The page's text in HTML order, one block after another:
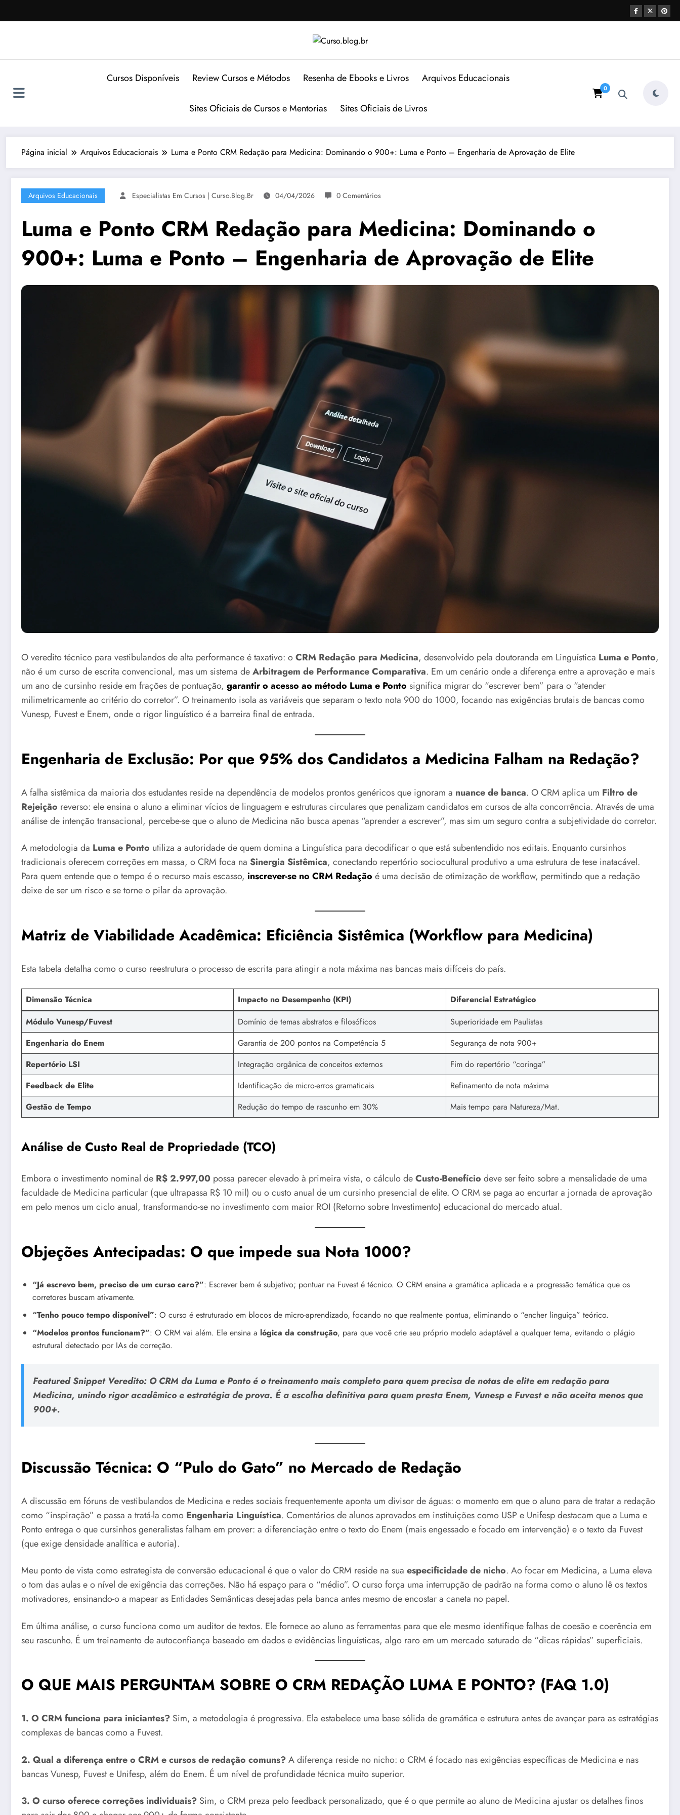
para
Cursos Disponíveis Review Cursos e Métodos Resenha de Ebooks e Livros Arquivos Educacionais
Sites Oficiais de Cursos e Mentorias Sites Oficiais de Livros
0
Página inicial Arquivos Educacionais Luma e Ponto CRM Redação para Medicina: Dominando o 900+: Luma e Ponto – Engenharia de Aprovação de Elite
Arquivos Educacionais Especialistas Em Cursos | Curso.blog.br 04/04/2026 0 Comentários
Luma e Ponto CRM Redação para Medicina: Dominando o
900+: Luma e Ponto – Engenharia de Aprovação de Elite
O veredito técnico para vestibulandos de alta performance é taxativo: oCRM Redação para Medicina, desenvolvido pela doutoranda em Linguística Luma e Ponto,
não é um curso de escrita convencional, mas um sistema deArbitragem de Performance Comparativa. Em um cenário onde a diferença entre a aprovação e mais
um ano de cursinho reside em frações de pontuação, garantir o acesso ao método Luma e Ponto significa migrar do “escrever bem” para o “atender
milimetricamente ao critério do corretor”. O treinamento isola as variáveis que separam o texto nota 900 do 1000, focando nas exigências brutais de bancas como
Vunesp, Fuvest e Enem, onde o rigor linguístico é a barreira final de entrada.
Engenharia de Exclusão: Por que 95% dos Candidatos a Medicina Falham na Redação?
A falha sistêmica da maioria dos estudantes reside na dependência de modelos prontos genéricos que ignoram a nuance de banca. O CRM aplica um Filtro de
Rejeição reverso: ele ensina o aluno a eliminar vícios de linguagem e estruturas circulares que penalizam candidatos em cursos de alta concorrência. Através de uma
análise de intenção transacional, percebe-se que o aluno de Medicina não busca apenas “aprender a escrever”, mas sim um seguro contra a subjetividade do corretor.
A metodologia da Luma e Ponto utiliza a autoridade de quem domina a Linguística para decodificar o que está subentendido nos editais. Enquanto cursinhos
tradicionais oferecem correções em massa, o CRM foca na Sinergia Sistêmica, conectando repertório sociocultural produtivo a uma estrutura de tese inatacável.
Para quem entende que o tempo é o recurso mais escasso, inscrever-se no CRM Redação é uma decisão de otimização de workflow, permitindo que a redação
deixe de ser um risco e se torne o pilar da aprovação.
Matriz de Viabilidade Acadêmica: Eficiência Sistêmica (Workflow para Medicina)
Esta tabela detalha como o curso reestrutura o processo de escrita para atingir a nota máxima nas bancas mais difíceis do país.
Dimensão Técnica Impacto no Desempenho (KPI)
Diferencial Estratégico
Módulo Vunesp/Fuvest
Domínio de temas abstratos e filosóficos
Superioridade em Paulistas
Engenharia do Enem
Garantia de 200 pontos na Competência 5
Segurança de nota 900+
Repertório LSI
Integração orgânica de conceitos externos
Fim do repertório “coringa”
Feedback de Elite
Identificação de micro-erros gramaticais
Refinamento de nota máxima
Gestão de Tempo
Redução do tempo de rascunho em 30% Mais tempo para Natureza/Mat.
Análise de Custo Real de Propriedade (TCO)
Embora o investimento nominal de R$ 2.997,00 possa parecer elevado à primeira vista, o cálculo deCusto-Benefício deve ser feito sobre a mensalidade de uma
faculdade de Medicina particular (que ultrapassa R$ 10 mil) ou o custo anual de um cursinho presencial de elite. O CRM se paga ao encurtar a jornada de aprovação
em pelo menos um ciclo anual, transformando-se no investimento com maior ROI (Retorno sobre Investimento) educacional do mercado atual.
Objeções Antecipadas: O que impede sua Nota 1000?
“Já escrevo bem, preciso de um curso caro?”: Escrever bem é subjetivo; pontuar na Fuvest é técnico. O CRM ensina a gramática aplicada e a progressão temática que os
corretores buscam ativamente.
“Tenho pouco tempo disponível”: O curso é estruturado em blocos de micro-aprendizado, focando no que realmente pontua, eliminando o “encher linguiça” teórico.
“Modelos prontos funcionam?”: O CRM vai além. Ele ensina a lógica da construção, para que você crie seu próprio modelo adaptável a qualquer tema, evitando o plágio
estrutural detectado por IAs de correção.
Featured Snippet Veredito: O CRM da Luma e Ponto é o treinamento mais completo para quem precisa de notas de elite em redação para
Medicina, unindo rigor acadêmico e estratégia de prova. É a escolha definitiva para quem presta Enem, Vunesp e Fuvest e não aceita menos que
900+.
Discussão Técnica: O “Pulo do Gato” no Mercado de Redação
A discussão em fóruns de vestibulandos de Medicina e redes sociais frequentemente aponta um divisor de águas: o momento em que o aluno para de tratar a redação
como “inspiração” e passa a tratá-la como Engenharia Linguística. Comentários de alunos aprovados em instituições como USP e Unifesp destacam que a Luma e
Ponto entrega o que cursinhos generalistas falham em prover: a diferenciação entre o texto do Enem (mais engessado e focado em intervenção) e o texto da Fuvest
(que exige densidade analítica e autoria).
Meu ponto de vista como estrategista de conversão educacional é que o valor do CRM reside na sua especificidade de nicho. Ao focar em Medicina, a Luma eleva
o tom das aulas e o nível de exigência das correções. Não há espaço para o “médio”. O curso força uma interrupção de padrão na forma como o aluno lê os textos
motivadores, ensinando-o a mapear as Entidades Semânticas desejadas pela banca antes mesmo de encostar a caneta no papel.
Em última análise, o curso funciona como um auditor de textos. Ele fornece ao aluno as ferramentas para que ele mesmo identifique falhas de coesão e coerência em
seu rascunho. É um treinamento de autoconfiança baseado em dados e evidências linguísticas, algo raro em um mercado saturado de “dicas rápidas” superficiais.
O QUE MAIS PERGUNTAM SOBRE O CRM REDAÇÃO LUMA E PONTO? (FAQ 1.0)
1. O CRM funciona para iniciantes? Sim, a metodologia é progressiva. Ela estabelece uma base sólida de gramática e estrutura antes de avançar para as estratégias
complexas de bancas como a Fuvest.
2. Qual a diferença entre o CRM e cursos de redação comuns?A diferença reside no nicho: o CRM é focado nas exigências específicas de Medicina e nas
bancas Vunesp, Fuvest e Unifesp, além do Enem. É um nível de profundidade técnica muito superior.
3. O curso oferece correções individuais? Sim, o CRM preza pelo feedback personalizado, que é o que permite ao aluno de Medicina ajustar os detalhes finos